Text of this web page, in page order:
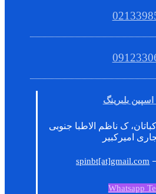
اسپین بلبرینگ
ک ناظم الاطبا جنوبی
امیرکبیر
spinbt[at]gmail.com
Whatsapp